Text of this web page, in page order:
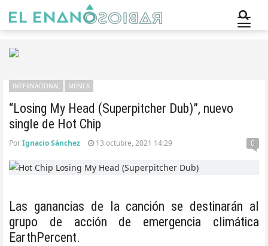
“Losing My Head (Superpitcher Dub)”, nuevo
single de Hot Chip
INTERNACIONAL MÚSICA
PorIgnacio Sánchez 13 octubre, 2021 14:29 0
Las ganancias de la canción se destinarán al
grupo de acción de emergencia climática
EarthPercent.